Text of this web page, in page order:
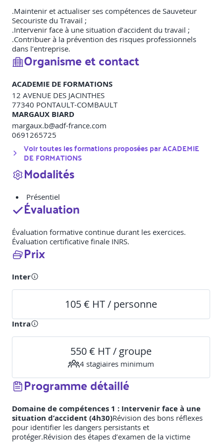
.Maintenir et actualiser ses compétences de Sauveteur
Secouriste du Travail ;
.Intervenir face à une situation d’accident du travail ;
.Contribuer à la prévention des risques professionnels
dans l’entreprise.
Organisme et contact
ACADEMIE DE FORMATIONS
12 AVENUE DES JACINTHES
77340 PONTAULT-COMBAULT
MARGAUX BIARD
margaux.b@adf-france.com
0691265725
Voir toutes les formations proposées parACADEMIE
DE FORMATIONS
Modalités
Présentiel
Évaluation
Évaluation formative continue durant les exercices.
Évaluation certificative finale INRS.
Prix
Inter
105 € HT / personne
Intra
550 € HT / groupe
4 stagiaires minimum
Programme détaillé
Domaine de compétences 1 : Intervenir face à une
situation d’accident (4h30)Révision des bons réflexes
pour identifier les dangers persistants et
protéger.Révision des étapes d’examen de la victime